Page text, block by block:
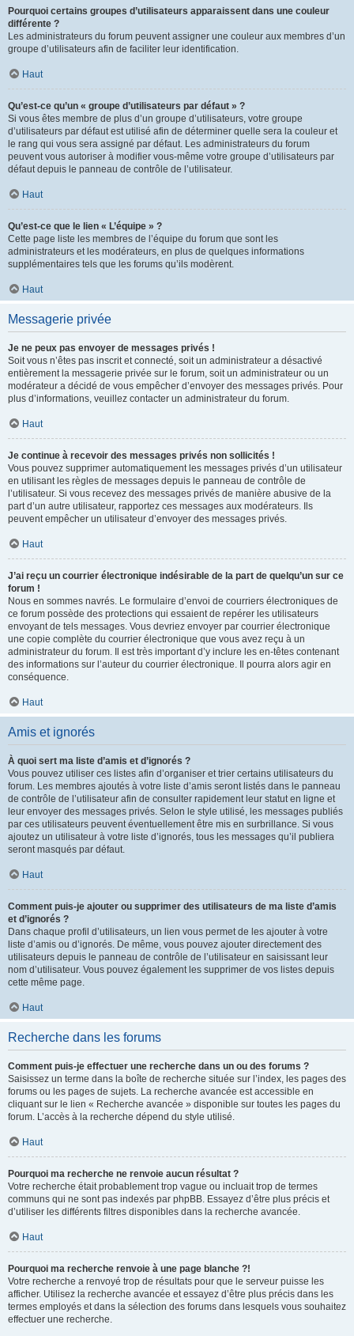
Pourquoi certains groupes d’utilisateurs apparaissent dans une couleur
différente ?
Les administrateurs du forum peuvent assigner une couleur aux membres d’un
groupe d’utilisateurs afin de faciliter leur identification.
Haut
Qu’est-ce qu’un « groupe d’utilisateurs par défaut » ?
Si vous êtes membre de plus d’un groupe d’utilisateurs, votre groupe
d’utilisateurs par défaut est utilisé afin de déterminer quelle sera la couleur et
le rang qui vous sera assigné par défaut. Les administrateurs du forum
peuvent vous autoriser à modifier vous-même votre groupe d’utilisateurs par
défaut depuis le panneau de contrôle de l’utilisateur.
Haut
Qu’est-ce que le lien « L’équipe » ?
Cette page liste les membres de l’équipe du forum que sont les
administrateurs et les modérateurs, en plus de quelques informations
supplémentaires tels que les forums qu’ils modèrent.
Haut
Messagerie privée
Je ne peux pas envoyer de messages privés !
Soit vous n’êtes pas inscrit et connecté, soit un administrateur a désactivé
entièrement la messagerie privée sur le forum, soit un administrateur ou un
modérateur a décidé de vous empêcher d’envoyer des messages privés. Pour
plus d’informations, veuillez contacter un administrateur du forum.
Haut
Je continue à recevoir des messages privés non sollicités !
Vous pouvez supprimer automatiquement les messages privés d’un utilisateur
en utilisant les règles de messages depuis le panneau de contrôle de
l’utilisateur. Si vous recevez des messages privés de manière abusive de la
part d’un autre utilisateur, rapportez ces messages aux modérateurs. Ils
peuvent empêcher un utilisateur d’envoyer des messages privés.
Haut
J’ai reçu un courrier électronique indésirable de la part de quelqu’un sur ce
forum !
Nous en sommes navrés. Le formulaire d’envoi de courriers électroniques de
ce forum possède des protections qui essaient de repérer les utilisateurs
envoyant de tels messages. Vous devriez envoyer par courrier électronique
une copie complète du courrier électronique que vous avez reçu à un
administrateur du forum. Il est très important d’y inclure les en-têtes contenant
des informations sur l’auteur du courrier électronique. Il pourra alors agir en
conséquence.
Haut
Amis et ignorés
À quoi sert ma liste d’amis et d’ignorés ?
Vous pouvez utiliser ces listes afin d’organiser et trier certains utilisateurs du
forum. Les membres ajoutés à votre liste d’amis seront listés dans le panneau
de contrôle de l’utilisateur afin de consulter rapidement leur statut en ligne et
leur envoyer des messages privés. Selon le style utilisé, les messages publiés
par ces utilisateurs peuvent éventuellement être mis en surbrillance. Si vous
ajoutez un utilisateur à votre liste d’ignorés, tous les messages qu’il publiera
seront masqués par défaut.
Haut
Comment puis-je ajouter ou supprimer des utilisateurs de ma liste d’amis
et d’ignorés ?
Dans chaque profil d’utilisateurs, un lien vous permet de les ajouter à votre
liste d’amis ou d’ignorés. De même, vous pouvez ajouter directement des
utilisateurs depuis le panneau de contrôle de l’utilisateur en saisissant leur
nom d’utilisateur. Vous pouvez également les supprimer de vos listes depuis
cette même page.
Haut
Recherche dans les forums
Comment puis-je effectuer une recherche dans un ou des forums ?
Saisissez un terme dans la boîte de recherche située sur l’index, les pages des
forums ou les pages de sujets. La recherche avancée est accessible en
cliquant sur le lien « Recherche avancée » disponible sur toutes les pages du
forum. L’accès à la recherche dépend du style utilisé.
Haut
Pourquoi ma recherche ne renvoie aucun résultat ?
Votre recherche était probablement trop vague ou incluait trop de termes
communs qui ne sont pas indexés par phpBB. Essayez d’être plus précis et
d’utiliser les différents filtres disponibles dans la recherche avancée.
Haut
Pourquoi ma recherche renvoie à une page blanche ?!
Votre recherche a renvoyé trop de résultats pour que le serveur puisse les
afficher. Utilisez la recherche avancée et essayez d’être plus précis dans les
termes employés et dans la sélection des forums dans lesquels vous souhaitez
effectuer une recherche.